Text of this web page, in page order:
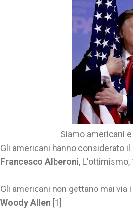
Siamo americani
Gli americani hanno considerato
Francesco Alberoni, L'ottimismo,
Gli americani non gettano mai
Woody Allen [1]